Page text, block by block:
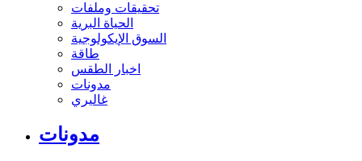
تحقيقات وملفات
الحياة البرية
السوق الإيكولوجية
طاقة
اخبار الطقس
مدونات
غاليري
مدونات